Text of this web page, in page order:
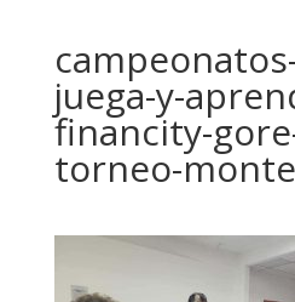
juega-y-
financity-
torneo-